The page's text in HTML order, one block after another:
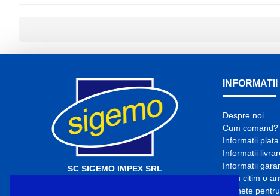
SC SIGEMO IMPEX SRL
Despre noi
Cum comand?
Informatii plata
Informatii
Informatii
Cum citim o
Etichete